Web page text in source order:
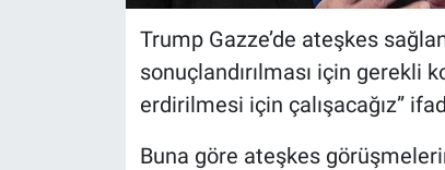
Trump Gazze’de ateşkes
sonuçlandırılması için gerekli
erdirilmesi için çalışacağız”
Buna göre ateşkes